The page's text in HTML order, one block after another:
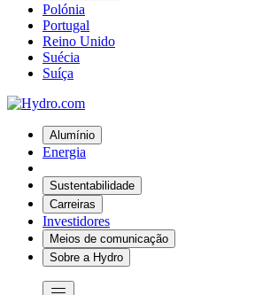
Polónia
Portugal
Reino Unido
Suécia
Suíça
Alumínio
Energia
Sustentabilidade
Carreiras
Investidores
Meios de comunicação
Sobre a Hydro